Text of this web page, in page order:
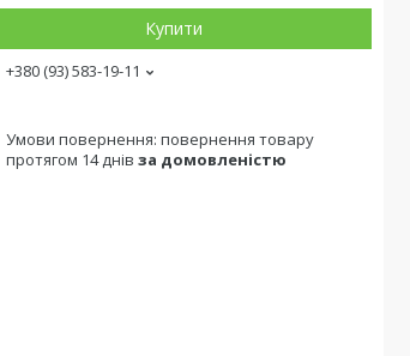
Купити
+380 (93) 583-19-11
повернення товару
протягом 14 днів за домовленістю